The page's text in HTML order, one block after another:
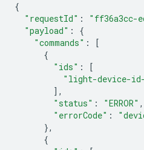
{
"requestId" :
"ff36a3cc-
"payload" :
{
"commands" :
[
{
"ids" :
[
"light-device-
],
"status" : "ERROR" ,
"errorCode" :
},
{